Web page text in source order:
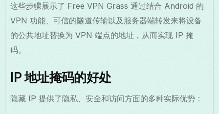
这些步骤展示了 Free VPN Grass 通过结合 Android 的
VPN 功能、可信的隧道传输以及服务器端转发来将设备
的公共地址替换为 VPN 端点的地址，从而实现 IP 掩
码。
IP 地址掩码的好处
隐藏 IP 提供了隐私、安全和访问方面的多种实际优势：